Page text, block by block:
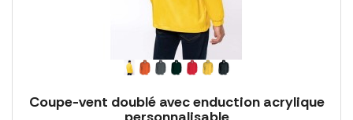
Coupe-vent doublé avec enduction acrylique